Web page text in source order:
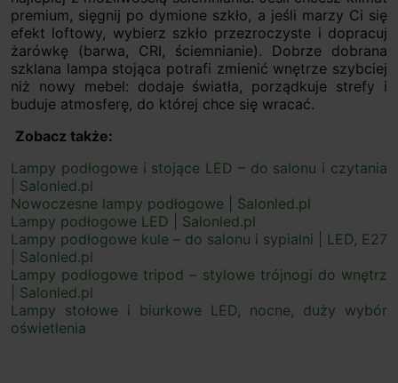
premium, sięgnij po dymione szkło, a jeśli marzy Ci się
efekt loftowy, wybierz szkło przezroczyste i dopracuj
żarówkę (barwa, CRI, ściemnianie). Dobrze dobrana
szklana lampa stojąca potrafi zmienić wnętrze szybciej
niż nowy mebel: dodaje światła, porządkuje strefy i
buduje atmosferę, do której chce się wracać.
Zobacz także:
Lampy podłogowe i stojące LED – do salonu i czytania
| Salonled.pl
Nowoczesne lampy podłogowe | Salonled.pl
Lampy podłogowe LED | Salonled.pl
Lampy podłogowe kule – do salonu i sypialni | LED, E27
| Salonled.pl
Lampy podłogowe tripod – stylowe trójnogi do wnętrz
| Salonled.pl
Lampy stołowe i biurkowe LED, nocne, duży wybór
oświetlenia